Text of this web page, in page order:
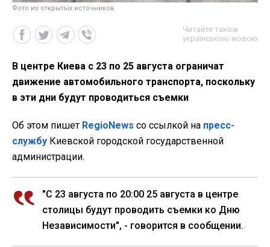
Фото из открытых источников
Читайте також
українською мовою
В центре Киева с 23 по 25 августа ограничат
движение автомобильного транспорта, поскольку
в эти дни будут проводиться съемки
Об этом пишет RegioNews со ссылкой на пресс-
службу Киевской городской государственной
администрации.
"С 23 августа по 20:00 25 августа в центре
столицы будут проводить съемки ко Дню
Независимости", - говорится в сообщении.